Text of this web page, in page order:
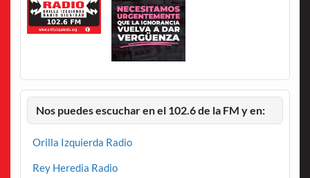
Nos puedes escuchar en el 102.6 de la FM y en:
Orilla Izquierda Radio
Rey Heredia Radio